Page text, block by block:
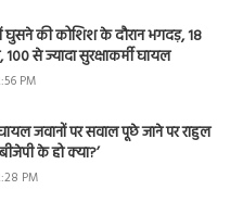
घुसने की कोशिश के दौरान भगदड़, 18
100 से ज्यादा सुरक्षाकर्मी घायल
PM
जवानों पर सवाल पूछे जाने पर राहुल
के हो क्या?’
PM